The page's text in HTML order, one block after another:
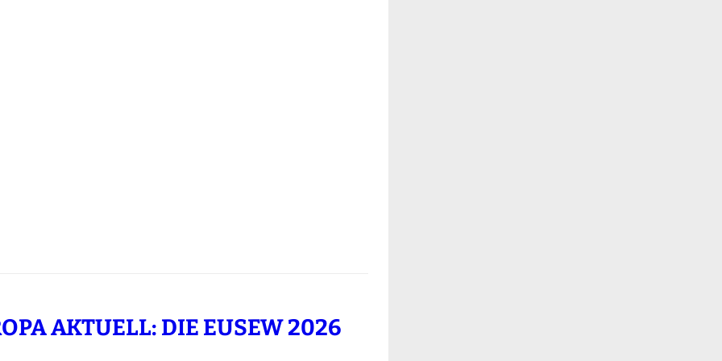
AKTUELL: DIE EUSEW 2026